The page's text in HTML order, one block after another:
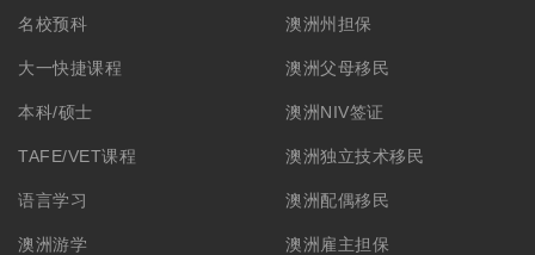
名校预科
大一快捷课程
本科/硕士
TAFE/VET课程
语言学习
澳洲游学
澳洲州担保
澳洲父母移民
澳洲NIV签证
澳洲独立技术移民
澳洲配偶移民
澳洲雇主担保